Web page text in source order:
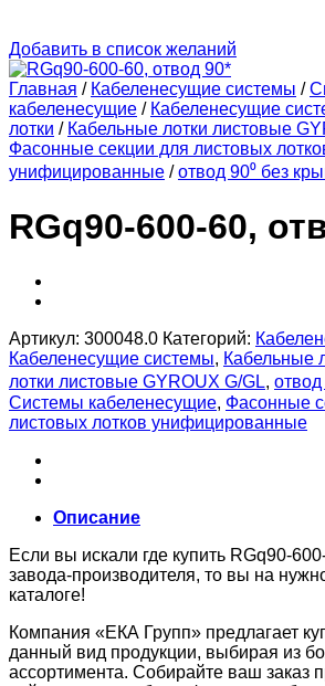
Добавить в список желаний
Главная / Кабеленесущие системы /
кабеленесущие / Кабеленесущие
лотки / Кабельные лотки листовые
Фасонные секции для листовых
унифицированные / отвод 90⁰ без
RGq90-600-60,
Артикул: 300048.0 Категорий:
Кабеленесущие системы, Кабельные
лотки листовые GYROUX G/GL,
Системы кабеленесущие, Фасонные
листовых лотков унифицированные
Описание
Если вы искали где купить RGq90-
завода-производителя, то вы на
каталоге!
Компания «ЕКА Групп» предлагает
данный вид продукции, выбирая из
ассортимента. Собирайте ваш заказ